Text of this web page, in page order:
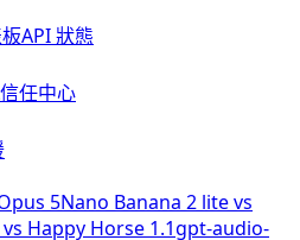
API 狀態
信任中心
5Nano Banana 2 litevs
vs Happy Horse 1.1gpt-audio-